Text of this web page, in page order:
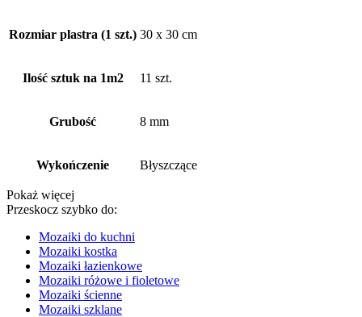
Rozmiar plastra (1 szt.) 30 x 30 cm
Ilość sztuk na 1m2 11 szt.
Grubość 8 mm
Wykończenie Błyszczące
Pokaż więcej
Przeskocz szybko do:
Mozaiki do kuchni
Mozaiki kostka
Mozaiki łazienkowe
Mozaiki różowe i fioletowe
Mozaiki ścienne
Mozaiki szklane